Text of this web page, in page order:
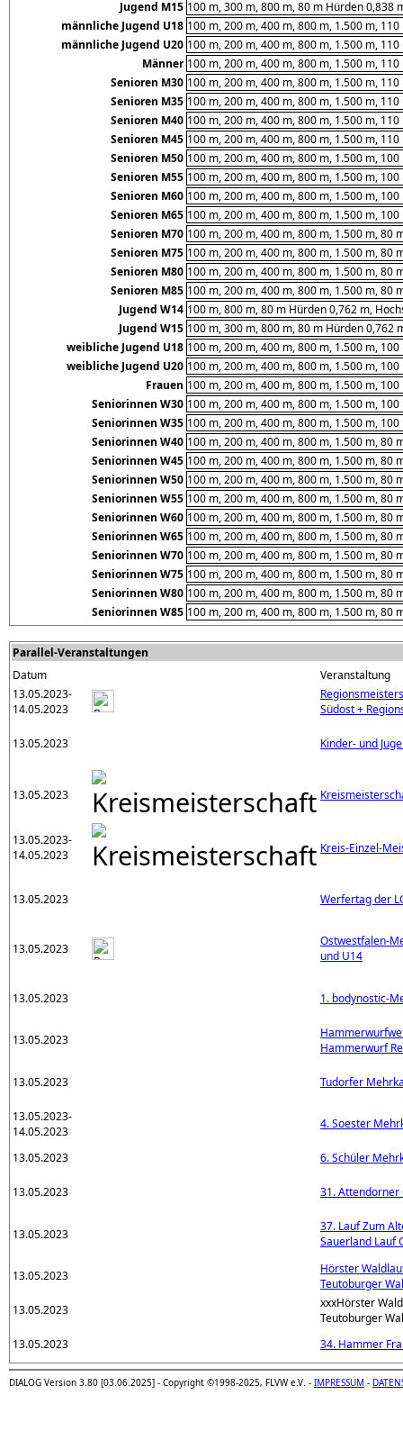
Jugend M15 100 m, 300 m, 800 m, 80 m Hürden
männliche Jugend U18 100 m, 200 m, 400 m, 800 m, 1.500 m,
männliche Jugend U20 100 m, 200 m, 400 m, 800 m, 1.500 m,
Männer 100 m, 200 m, 400 m, 800 m, 1.500 m,
Senioren M30 100 m, 200 m, 400 m, 800 m, 1.500 m,
Senioren M35 100 m, 200 m, 400 m, 800 m, 1.500 m,
Senioren M40 100 m, 200 m, 400 m, 800 m, 1.500 m,
Senioren M45 100 m, 200 m, 400 m, 800 m, 1.500 m,
Senioren M50 100 m, 200 m, 400 m, 800 m, 1.500 m,
Senioren M55 100 m, 200 m, 400 m, 800 m, 1.500 m,
Senioren M60 100 m, 200 m, 400 m, 800 m, 1.500 m,
Senioren M65 100 m, 200 m, 400 m, 800 m, 1.500 m,
Senioren M70 100 m, 200 m, 400 m, 800 m, 1.500 m,
Senioren M75 100 m, 200 m, 400 m, 800 m, 1.500 m,
Senioren M80 100 m, 200 m, 400 m, 800 m, 1.500 m,
Senioren M85 100 m, 200 m, 400 m, 800 m, 1.500 m,
Jugend W14 100 m, 800 m, 80 m Hürden 0,762 m,
Jugend W15 100 m, 300 m, 800 m, 80 m Hürden
weibliche Jugend U18 100 m, 200 m, 400 m, 800 m, 1.500 m,
weibliche Jugend U20 100 m, 200 m, 400 m, 800 m, 1.500 m,
Frauen 100 m, 200 m, 400 m, 800 m, 1.500 m,
Seniorinnen W30 100 m, 200 m, 400 m, 800 m, 1.500 m,
Seniorinnen W35 100 m, 200 m, 400 m, 800 m, 1.500 m,
Seniorinnen W40 100 m, 200 m, 400 m, 800 m, 1.500 m,
Seniorinnen W45 100 m, 200 m, 400 m, 800 m, 1.500 m,
Seniorinnen W50 100 m, 200 m, 400 m, 800 m, 1.500 m,
Seniorinnen W55 100 m, 200 m, 400 m, 800 m, 1.500 m,
Seniorinnen W60 100 m, 200 m, 400 m, 800 m, 1.500 m,
Seniorinnen W65 100 m, 200 m, 400 m, 800 m, 1.500 m,
Seniorinnen W70 100 m, 200 m, 400 m, 800 m, 1.500 m,
Seniorinnen W75 100 m, 200 m, 400 m, 800 m, 1.500 m,
Seniorinnen W80 100 m, 200 m, 400 m, 800 m, 1.500 m,
Seniorinnen W85 100 m, 200 m, 400 m, 800 m, 1.500 m,
Parallel-Veranstaltungen
Datum
Veranstaltung
13.05.2023-
14.05.2023
Südost +
13.05.2023 Kinder- und
13.05.2023
13.05.2023-
14.05.2023
Kreis-Einzel-
13.05.2023 Werfertag der
13.05.2023
Ostwestfalen-
und U14
13.05.2023 1. bodynostic-
13.05.2023
Hammerwurf
13.05.2023 Tudorfer
13.05.2023-
14.05.2023
4. Soester
13.05.2023 6. Schüler
13.05.2023 31. Attendorner
13.05.2023
37. Lauf Zum
Sauerland Lauf
13.05.2023
Hörster
Teutoburger
13.05.2023
xxxHörster
Teutoburger
13.05.2023
34. Hammer
DIALOG Version 3.80 [03.06.2025] - Copyright ©1998-2025, FLVW e.V. - IMPRESSUM -